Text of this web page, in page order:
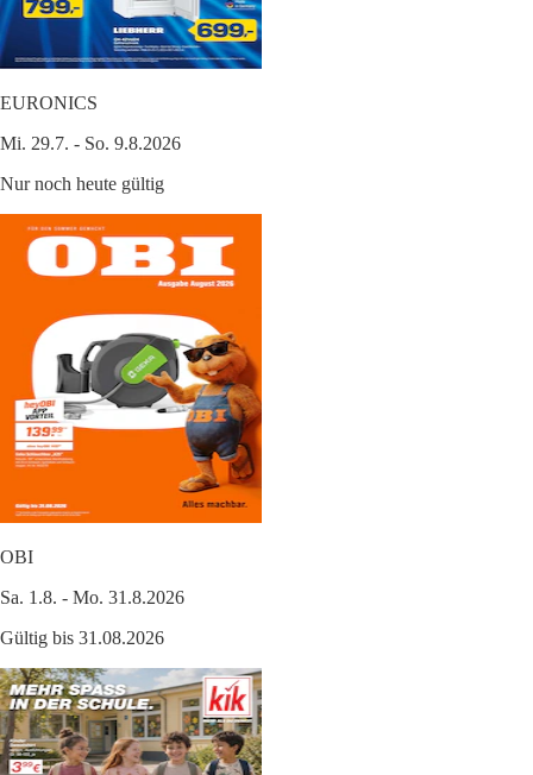
EURONICS
Mi. 29.7. - So. 9.8.2026
Nur noch heute gültig
OBI
Sa. 1.8. - Mo. 31.8.2026
Gültig bis 31.08.2026